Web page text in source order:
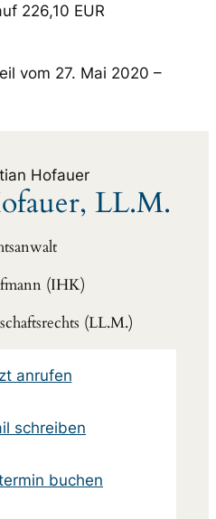
226,10 EUR
vom 27. Mai 2020 –
LL.M.
(IHK)
(LL.M.)
anrufen
schreiben
buchen